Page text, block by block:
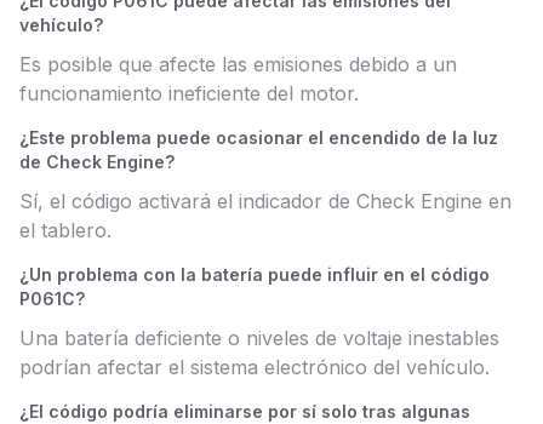
vehículo?
Es posible que afecte las emisiones debido a un
funcionamiento ineficiente del motor.
¿Este problema puede ocasionar el encendido de la luz
de Check Engine?
Sí, el código activará el indicador de Check Engine en
el tablero.
¿Un problema con la batería puede influir en el código
P061C?
Una batería deficiente o niveles de voltaje inestables
podrían afectar el sistema electrónico del vehículo.
¿El código podría eliminarse por sí solo tras algunas